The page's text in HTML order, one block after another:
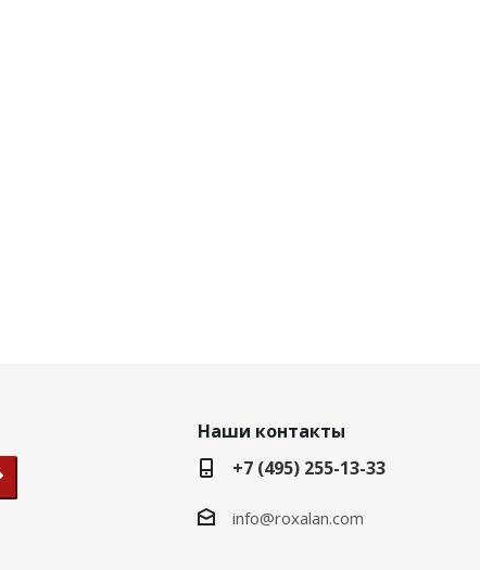
Наши контакты
+7 (495) 255-13-33
info@roxalan.com